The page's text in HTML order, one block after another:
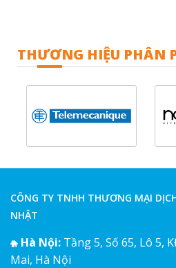
THƯƠNG HIỆU PHÂN
CÔNG TY TNHH THƯƠNG MẠI
NHẬT
Hà Nội: Tầng 5, Số 65, Lô 5,
Mai, Hà Nội